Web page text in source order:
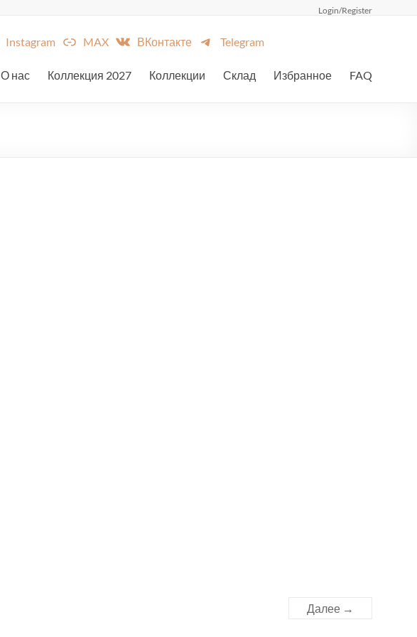
Login/Register
Instagram MAX ВКонтакте Telegram
О нас Коллекция 2027 Коллекции Склад Избранное FAQ
Далее →